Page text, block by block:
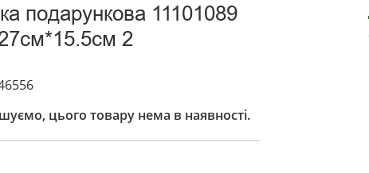
подарункова 11101089
2
цього товару нема в наявності.